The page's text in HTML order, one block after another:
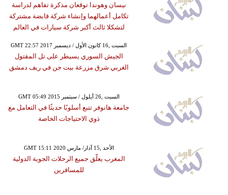
نيسان وهوندا توقعان مذكرة تفاهم لدراسة
تكامل أعمالهما وإنشاء شركة قابضة مشتركة
لتشكلا ثالث أكبر شركة سيارات في العالم
GMT 22:57 2017 السبت ,16 كانون الأول / ديسمبر
الجيش السوري يسيطر على تل المقتول
الغربي شرق مزرعة بيت جن في ريف دمشق
GMT 05:49 2015 السبت ,26 أيلول / سبتمبر
جامعة هانوفر تتبع أسلوبًا حديثًا في التعامل مع
ذوي الاحتياجات الخاصة
GMT 15:11 2020 الأحد ,15 آذار/ مارس
المغرب يعلّق جميع الرحلات الجوية الدولية
للمسافرين